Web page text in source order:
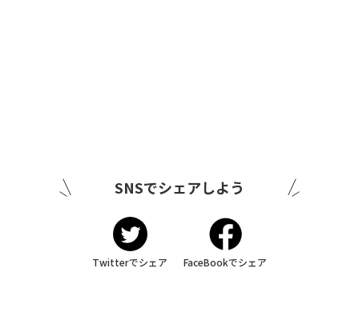
SNSでシェアしよう
Twitterでシェア FaceBookでシェア